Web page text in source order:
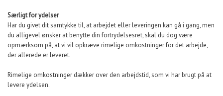
Særligt for ydelser
Har du givet dit samtykke til, at arbejdet eller leveringen kan gå i gang, men
du alligevel ønsker at benytte din fortrydelsesret, skal du dog være
opmærksom på, at vi vil opkræve rimelige omkostninger for det arbejde,
der allerede er leveret.
Rimelige omkostninger dækker over den arbejdstid, som vi har brugt på at
levere ydelsen.